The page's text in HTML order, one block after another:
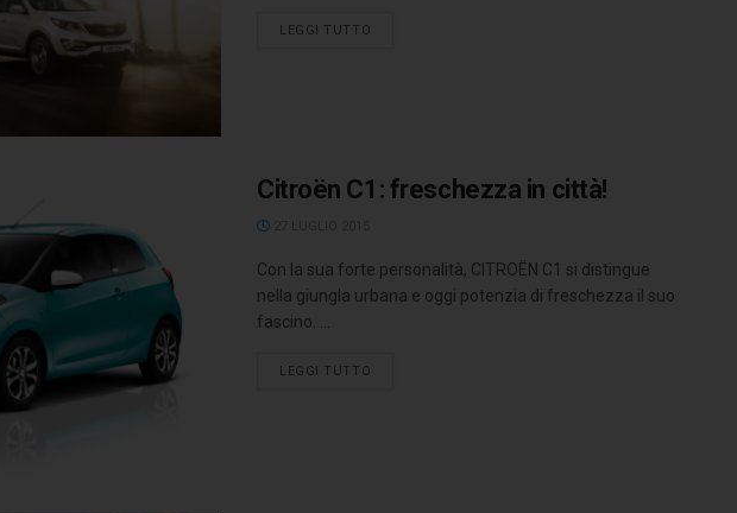
LEGGI TUTTO
Citroën C1: freschezza in città!
Con la sua forte personalità, CITROËN C1 si distingue
nella giungla urbana e oggi potenzia di freschezza il suo
fascino. ...
LEGGI TUTTO